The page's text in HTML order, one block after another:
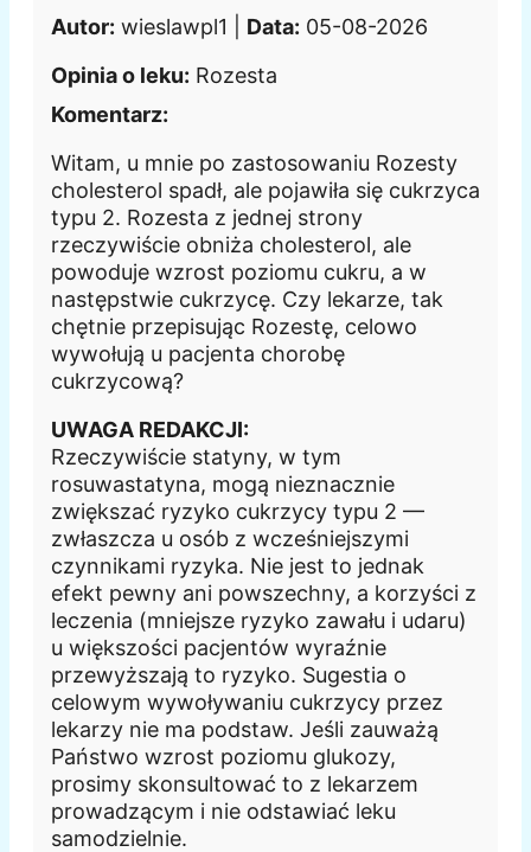
Autor: wieslawpl1 | Data: 05-08-2026
Opinia o leku: Rozesta
Komentarz:
Witam, u mnie po zastosowaniu Rozesty
cholesterol spadł, ale pojawiła się cukrzyca
typu 2. Rozesta z jednej strony
rzeczywiście obniża cholesterol, ale
powoduje wzrost poziomu cukru, a w
następstwie cukrzycę. Czy lekarze, tak
chętnie przepisując Rozestę, celowo
wywołują u pacjenta chorobę
cukrzycową?
UWAGA REDAKCJI:
Rzeczywiście statyny, w tym
rosuwastatyna, mogą nieznacznie
zwiększać ryzyko cukrzycy typu 2 —
zwłaszcza u osób z wcześniejszymi
czynnikami ryzyka. Nie jest to jednak
efekt pewny ani powszechny, a korzyści z
leczenia (mniejsze ryzyko zawału i udaru)
u większości pacjentów wyraźnie
przewyższają to ryzyko. Sugestia o
celowym wywoływaniu cukrzycy przez
lekarzy nie ma podstaw. Jeśli zauważą
Państwo wzrost poziomu glukozy,
prosimy skonsultować to z lekarzem
prowadzącym i nie odstawiać leku
samodzielnie.